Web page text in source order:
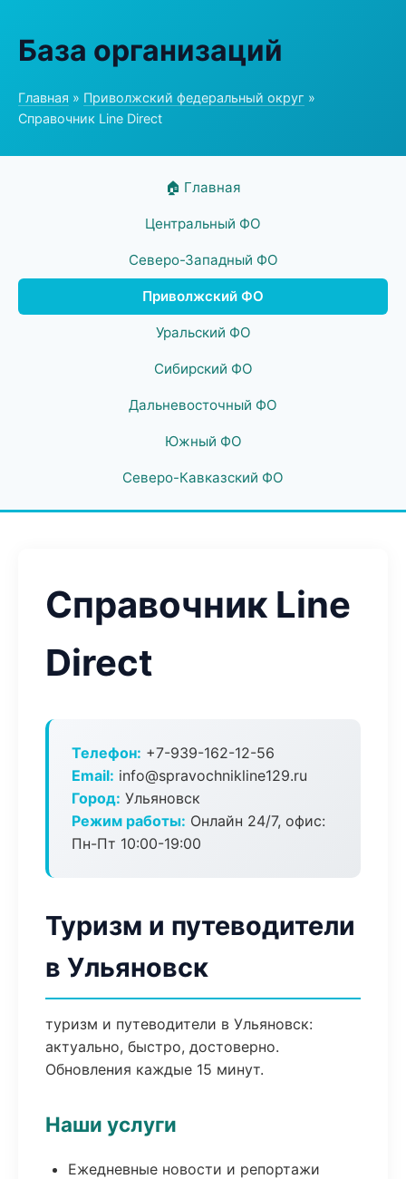
База организаций
Главная » Приволжский федеральный округ »
Справочник Line Direct
🏠 Главная
Центральный ФО
Северо-Западный ФО
Приволжский ФО
Уральский ФО
Сибирский ФО
Дальневосточный ФО
Южный ФО
Северо-Кавказский ФО
Справочник Line
Direct
Телефон: +7-939-162-12-56
Email: info@spravochnikline129.ru
Город: Ульяновск
Режим работы: Онлайн 24/7, офис:
Пн-Пт 10:00-19:00
Туризм и путеводители
в Ульяновск
туризм и путеводители в Ульяновск:
актуально, быстро, достоверно.
Обновления каждые 15 минут.
Наши услуги
Ежедневные новости и репортажи